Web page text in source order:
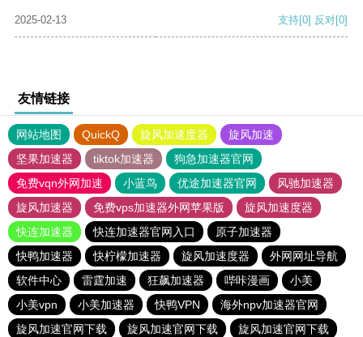
2025-02-13 支持[0] 反对[0]
友情链接
网站地图 QuickQ 旋风加速度器
旋风加速
坚果加速器
tiktok加速器
狗急加速器官网
免费vqn外网加速
小蓝鸟 优途加速器官网
风驰加速器
旋风加速器
免费vps加速器外网苹果版
旋风加速度器
快连加速器
快连加速器官网入口
原子加速器
快鸭加速器
快柠檬加速器 旋风加速度器
外网网址导航
软件中心
雷霆加速 狂飙加速器 哔咔漫画
小美
小美vpn
小美加速器 快鸭VPN
海外npv加速器官网
旋风加速官网下载
旋风加速官网下载 旋风加速官网下载